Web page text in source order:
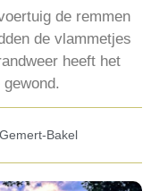
de remmen
de vlammetjes
heeft het
Gemert-Bakel